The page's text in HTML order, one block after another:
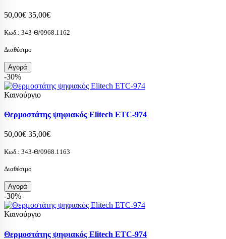
50,00€ 35,00€
Κωδ.: 343-Θ/0968.1162
Διαθέσιμο
Αγορά
-30%
Καινούργιο
Θερμοστάτης ψηφιακός Elitech ETC-974
50,00€ 35,00€
Κωδ.: 343-Θ/0968.1163
Διαθέσιμο
Αγορά
-30%
Καινούργιο
Θερμοστάτης ψηφιακός Elitech ETC-974